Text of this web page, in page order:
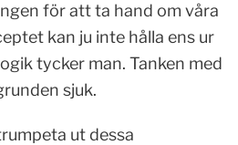
för att ta hand om våra
kan ju inte hålla ens ur
tycker man. Tanken med
sjuk.
ut dessa